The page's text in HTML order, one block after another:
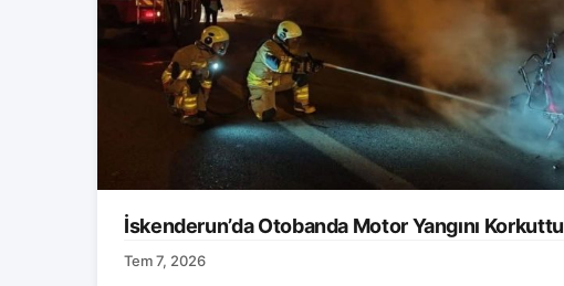
İskenderun’da Otobanda Motor Yangını Korkuttu
Tem 7, 2026